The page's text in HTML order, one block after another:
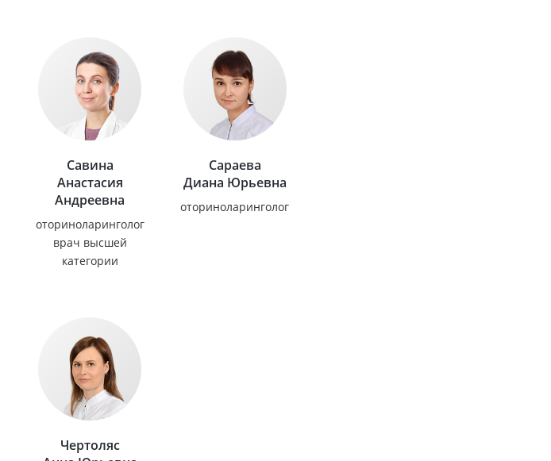
Савина
Анастасия
Андреевна
оториноларинголог
врач высшей
категории
Сараева
Диана Юрьевна
оториноларинголог
Чертоляс